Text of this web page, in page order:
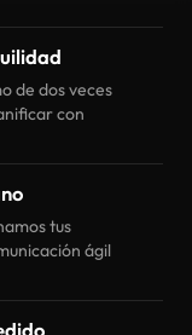
de dos veces
con
tus
ágil